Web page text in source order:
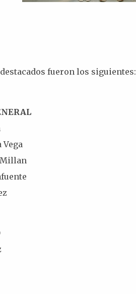
fueron los siguientes:
Millan